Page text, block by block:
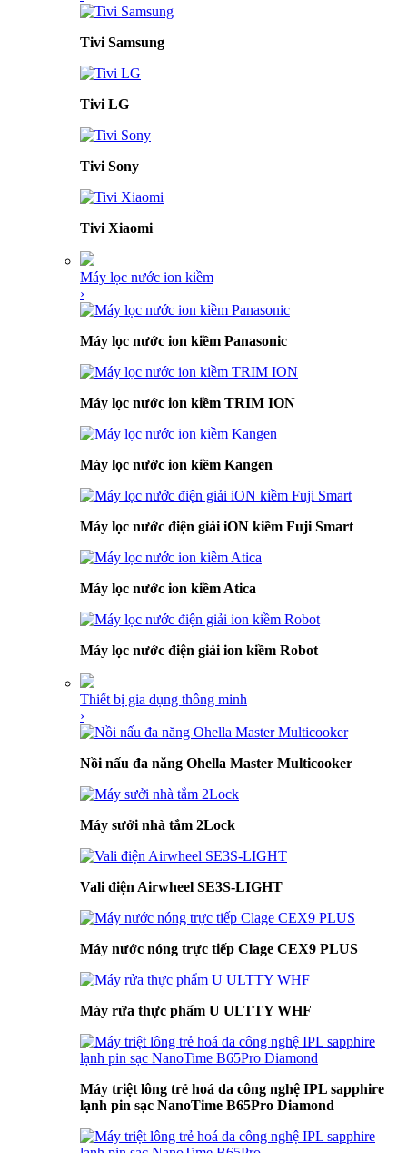
Tivi Samsung
Tivi LG
Tivi Sony
Tivi Xiaomi
Máy lọc nước ion kiềm
›
Máy lọc nước ion kiềm Panasonic
Máy lọc nước ion kiềm TRIM ION
Máy lọc nước ion kiềm Kangen
Máy lọc nước điện giải iON kiềm Fuji Smart
Máy lọc nước ion kiềm Atica
Máy lọc nước điện giải ion kiềm Robot
Thiết bị gia dụng thông minh
›
Nồi nấu đa năng Ohella Master Multicooker
Máy sưởi nhà tắm 2Lock
Vali điện Airwheel SE3S-LIGHT
Máy nước nóng trực tiếp Clage CEX9 PLUS
Máy rửa thực phẩm U ULTTY WHF
Máy triệt lông trẻ hoá da công nghệ IPL sapphire
lạnh pin sạc NanoTime B65Pro Diamond